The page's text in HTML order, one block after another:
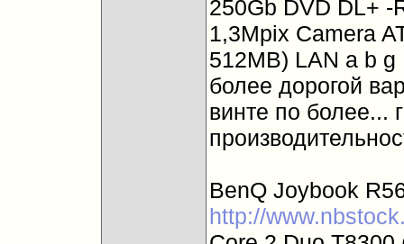
250Gb DVD DL+ -
1,3Mpix Camera
512MB) LAN a b
более дорогой
винте по более...
BenQ Joybook
http://